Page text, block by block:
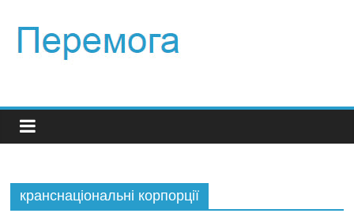
кранснаціональні корпорції